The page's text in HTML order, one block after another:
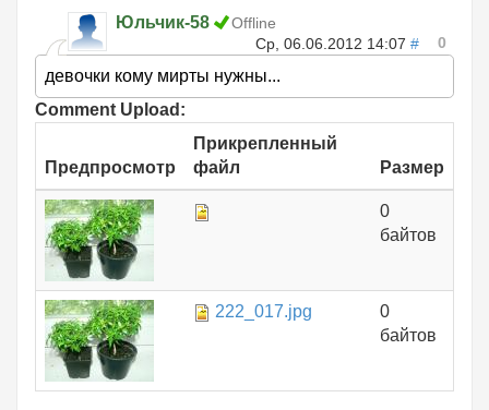
Юльчик-58
Offline
Ср, 06.06.2012 14:07 # 0
девочки кому мирты нужны...
Comment Upload:
Предпросмотр
Прикрепленный
файл
Размер
0
байтов
222_017.jpg
0
байтов